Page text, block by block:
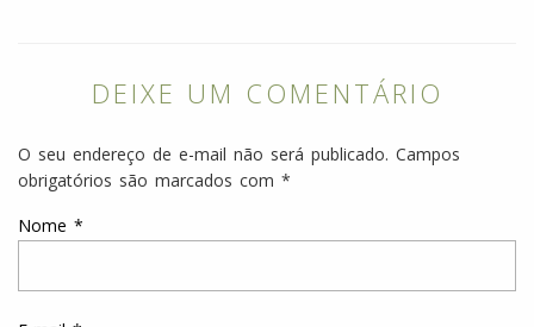
DEIXE UM COMENTÁRIO
O seu endereço de e-mail não será publicado. Campos
obrigatórios são marcados com *
Nome *